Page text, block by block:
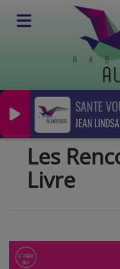
SANTE
JEAN
Podcasts Les
Les
Livre